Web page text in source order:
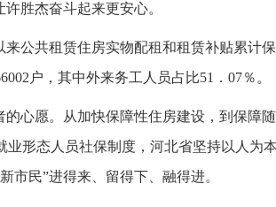
胜杰奋斗起来更安心。
公共租赁住房实物配租和租赁补贴累计
户，其中外来务工人员占比51．07％。
心愿。从加快保障性住房建设，到保障
形态人员社保制度，河北省坚持以人为
市民”进得来、留得下、融得进。